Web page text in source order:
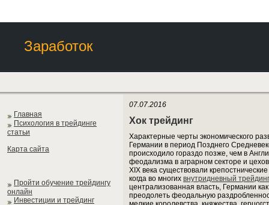
Заработок
Главная
Психология в трейдинге
статьи
Карта сайта
Пройти обучение трейдингу
онлайн
Инвестиции и трейдинг
07.07.2016
Хок трейдинг
Характерные черты экономического
Германии в период Позднего
происходило гораздо позже, чем в
феодализма в аграрном секторе и
XIX века существовали
когда во многих внутридневный
централизованная власть, Германии
преодолеть феодальную